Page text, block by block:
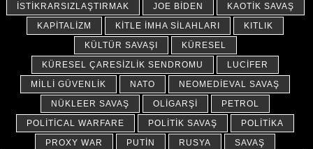
İSTIKRARSIZLAŞTIRMAK
JOE BIDEN
KAOTIK SAVAŞ
KAPITALIZM
KITLE İMHA SILAHLARI
KITLIK
KÜLTÜR SAVAŞI
KÜRESEL
KÜRESEL ÇARESIZLIK SENDROMU
LUCIFER
MILLI GÜVENLIK
NATO
NEOMEDIEVAL SAVAŞ
NÜKLEER SAVAŞ
OLIGARŞI
PETROL
POLITICAL WARFARE
POLITIK SAVAŞ
POLITIKA
PROXY WAR
PUTIN RUSYA
SAVAŞ